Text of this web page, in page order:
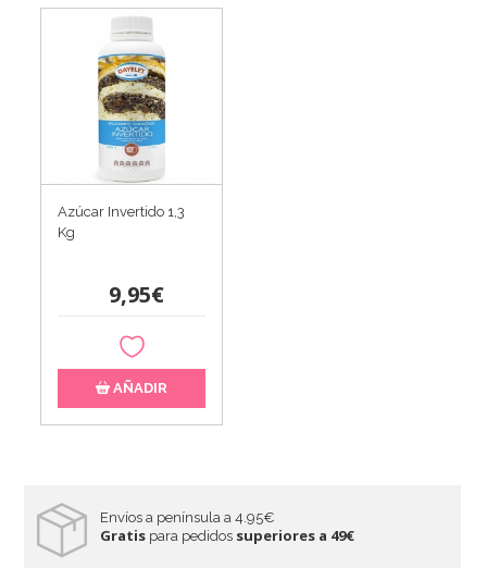
Azúcar Invertido 1,3
Kg
9,95€
AÑADIR
Envíos a península a 4.95€
Gratis para pedidos superiores a 49€